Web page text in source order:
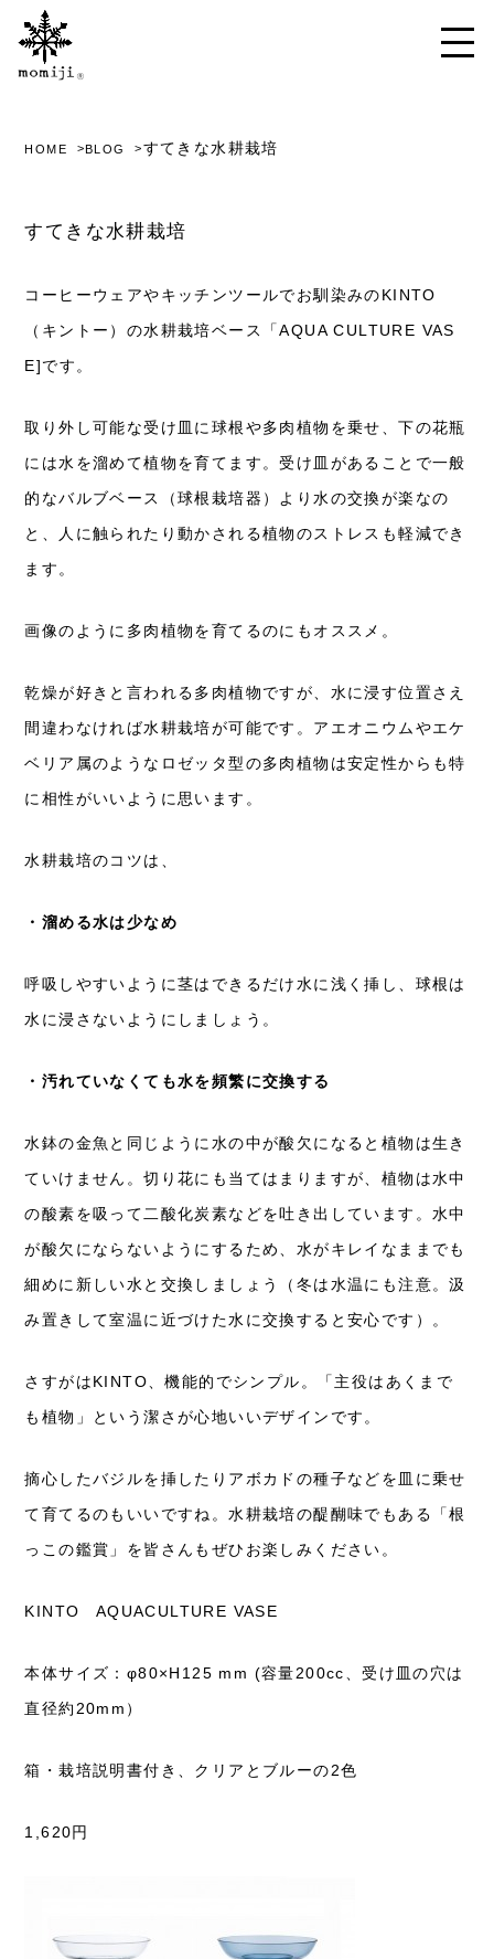
HOME BLOG すてきな水耕栽培
すてきな水耕栽培
コーヒーウェアやキッチンツールでお馴染みのKINTO
（キントー）の水耕栽培ベース「AQUA CULTURE VAS
E]です。
取り外し可能な受け皿に球根や多肉植物を乗せ、下の花瓶
には水を溜めて植物を育てます。受け皿があることで一般
的なバルブベース（球根栽培器）より水の交換が楽なの
と、人に触られたり動かされる植物のストレスも軽減でき
ます。
画像のように多肉植物を育てるのにもオススメ。
乾燥が好きと言われる多肉植物ですが、水に浸す位置さえ
間違わなければ水耕栽培が可能です。アエオニウムやエケ
ベリア属のようなロゼッタ型の多肉植物は安定性からも特
に相性がいいように思います。
水耕栽培のコツは、
・溜める水は少なめ
呼吸しやすいように茎はできるだけ水に浅く挿し、球根は
水に浸さないようにしましょう。
・汚れていなくても水を頻繁に交換する
水鉢の金魚と同じように水の中が酸欠になると植物は生き
ていけません。切り花にも当てはまりますが、植物は水中
の酸素を吸って二酸化炭素などを吐き出しています。水中
が酸欠にならないようにするため、水がキレイなままでも
細めに新しい水と交換しましょう（冬は水温にも注意。汲
み置きして室温に近づけた水に交換すると安心です）。
さすがはKINTO、機能的でシンプル。「主役はあくまで
も植物」という潔さが心地いいデザインです。
摘心したバジルを挿したりアボカドの種子などを皿に乗せ
て育てるのもいいですね。水耕栽培の醍醐味でもある「根
っこの鑑賞」を皆さんもぜひお楽しみください。
KINTO AQUACULTURE VASE
本体サイズ：φ80×H125 mm (容量200cc、受け皿の穴は
直径約20mm）
箱・栽培説明書付き、クリアとブルーの2色
1,620円